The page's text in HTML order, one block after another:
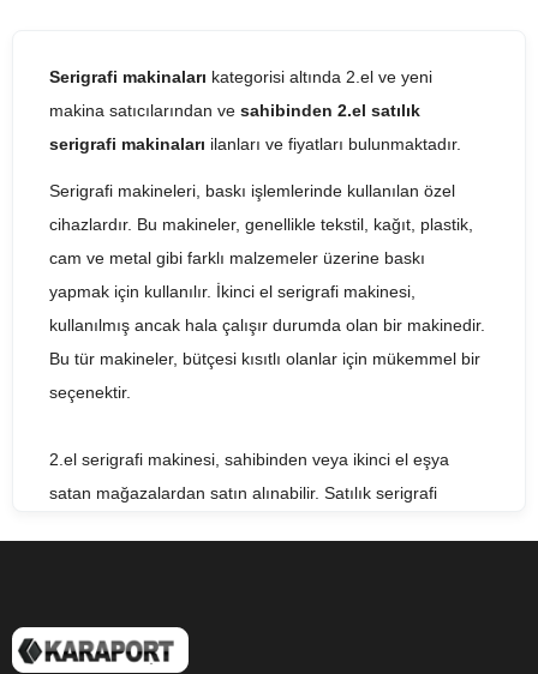
Serigrafi makinaları kategorisi altında 2.el ve yeni
makina satıcılarından ve sahibinden 2.el satılık
serigrafi makinaları ilanları ve fiyatları bulunmaktadır.
Serigrafi makineleri, baskı işlemlerinde kullanılan özel
cihazlardır. Bu makineler, genellikle tekstil, kağıt, plastik,
cam ve metal gibi farklı malzemeler üzerine baskı
yapmak için kullanılır. İkinci el serigrafi makinesi,
kullanılmış ancak hala çalışır durumda olan bir makinedir.
Bu tür makineler, bütçesi kısıtlı olanlar için mükemmel bir
seçenektir.
2.el serigrafi makinesi, sahibinden veya ikinci el eşya
satan mağazalardan satın alınabilir. Satılık serigrafi
değişebilir.